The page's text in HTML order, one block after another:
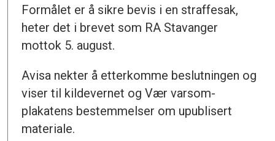
Formålet er å sikre bevis i en straffesak,
heter det i brevet som RA Stavanger
mottok 5. august.
Avisa nekter å etterkomme beslutningen og
viser til kildevernet og Vær varsom-
plakatens bestemmelser om upublisert
materiale.